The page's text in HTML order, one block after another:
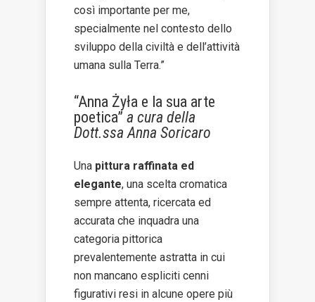
così importante per me,
specialmente nel contesto dello
sviluppo della civiltà e dell’attività
umana sulla Terra.”
“Anna Żyła e la sua arte
poetica” a cura della
Dott.ssa Anna Soricaro
Una pittura raffinata ed
elegante, una scelta cromatica
sempre attenta, ricercata ed
accurata che inquadra una
categoria pittorica
prevalentemente astratta in cui
non mancano espliciti cenni
figurativi resi in alcune opere più